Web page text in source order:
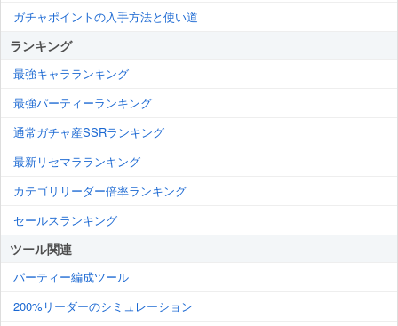
ガチャポイントの入手方法と使い道
ランキング
最強キャラランキング
最強パーティーランキング
通常ガチャ産SSRランキング
最新リセマラランキング
カテゴリリーダー倍率ランキング
セールスランキング
ツール関連
パーティー編成ツール
200%リーダーのシミュレーション